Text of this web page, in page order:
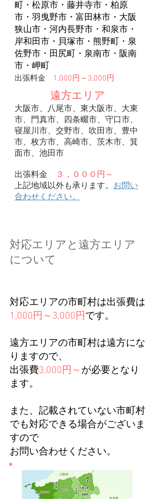
町・松原市・藤井寺市・柏原
市・羽曳野市・富田林市・大阪
狭山市・河内長野市・和泉市・
岸和田市・貝塚市・熊野町・泉
佐野市・田尻町・泉南市・阪南
市・岬町
出張料金 1,000円～3,000円
遠方エリア
大阪市、八尾市、東大阪市、大東
市、門真市、四条畷市、守口市、
寝屋川市、交野市、吹田市、豊中
市、枚方市、高崎市、茨木市、箕
面市、池田市
​出張料金
３，０００円～
上記地域以外も承ります。 お問い
合わせください。
対応エリアと遠方エリア
について
対応エリアの市町村は出張費は
1,000円～3,000円です。
遠方エリアの市町村は遠方にな
りますので、
出張費3,000円～が必要となり
ます。
また、記載されていない市町村
でも対応できる場合がございま
すので
​お問い合わせください。